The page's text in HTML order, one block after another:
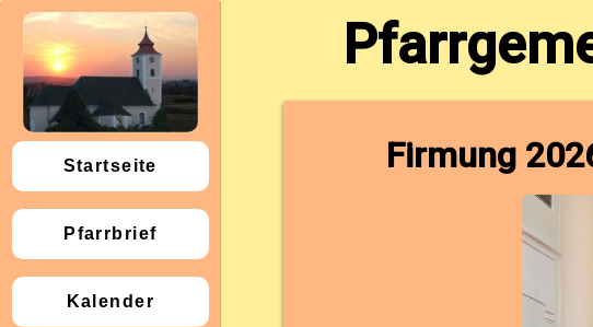
Startseite
Pfarrbrief
Kalender
Firmung